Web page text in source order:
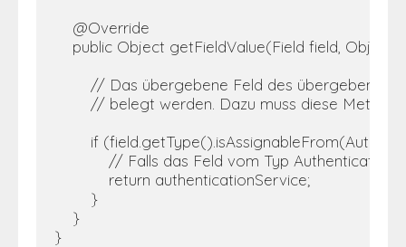
@Override
public Object getFieldValue(Field field, Object
// Das übergebene Feld des
// belegt werden. Dazu muss diese
if
// Falls das Feld vom Typ
return authenticationService;
}
    }
}